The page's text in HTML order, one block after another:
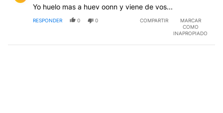
Yo huelo mas a huev oonn y viene de vos...
RESPONDER 0 0 COMPARTIR
MARCAR
COMO
INAPROPIADO